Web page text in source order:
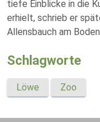
tiefe Einblicke in die
erhielt, schrieb er
Allensbauch am
Schlagworte
Löwe Zoo